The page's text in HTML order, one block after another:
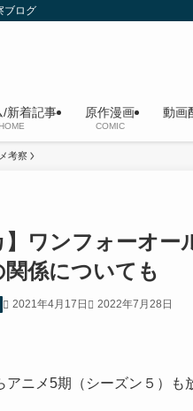
ブログ
/新着記事
HOME
原作漫画
COMIC
動画
考察
】ワンフォーオ
係についても
2021年4月17日 2022年7月28日
アニメ5期（シーズン５）